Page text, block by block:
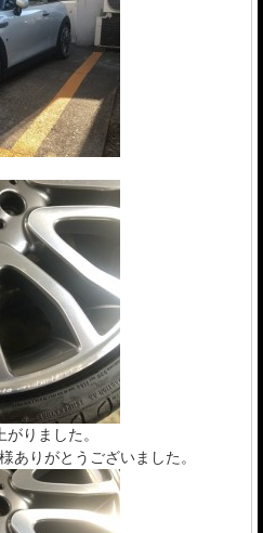
りました。
ありがとうございました。